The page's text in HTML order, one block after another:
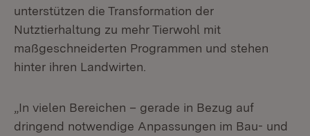
unterstützen die Transformation der
Nutztierhaltung zu mehr Tierwohl mit
maßgeschneiderten Programmen und stehen
hinter ihren Landwirten.
„In vielen Bereichen – gerade in Bezug auf
dringend notwendige Anpassungen im Bau- und